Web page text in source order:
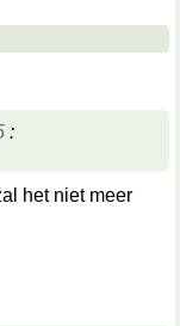
:
het niet meer